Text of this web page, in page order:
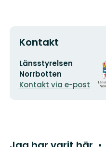
Kontakt
E-
postadress
Länsstyrelsen
Norrbotten
Kontakt via e-post